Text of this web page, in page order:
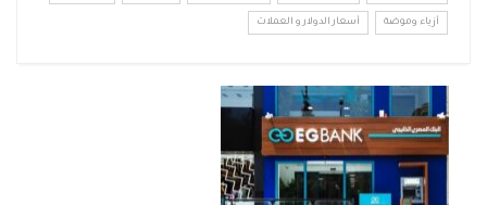
أزياء وموضة أسعار الدولار و العملات